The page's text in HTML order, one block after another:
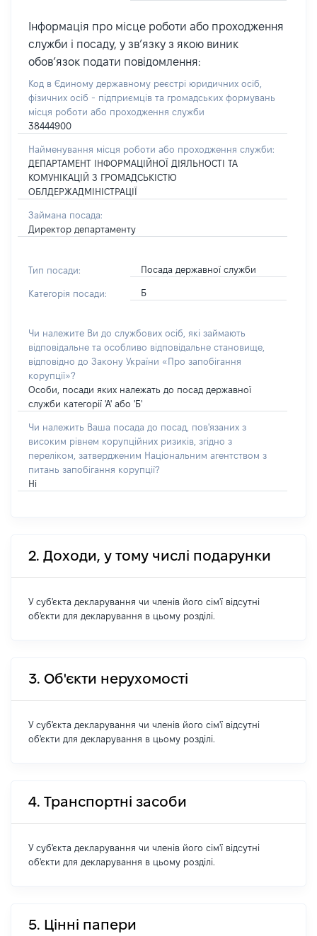
Інформація про місце роботи або проходження
служби і посаду, у зв’язку з якою виник
обов’язок подати повідомлення:
Код в Єдиному державному реєстрі юридичних осіб,
фізичних осіб - підприємців та громадських формувань
місця роботи або проходження служби
38444900
Найменування місця роботи або проходження служби:
ДЕПАРТАМЕНТ ІНФОРМАЦІЙНОЇ ДІЯЛЬНОСТІ ТА
КОМУНІКАЦІЙ З ГРОМАДСЬКІСТЮ
ОБЛДЕРЖАДМІНІСТРАЦІЇ
Займана посада:
Директор департаменту
Тип посади: Посада державної служби
Категорія посади: Б
Чи належите Ви до службових осіб, які займають
відповідальне та особливо відповідальне становище,
відповідно до Закону України «Про запобігання
корупції»?
Особи, посади яких належать до посад державної
служби категорії 'А' або 'Б'
Чи належить Ваша посада до посад, пов'язаних з
високим рівнем корупційних ризиків, згідно з
переліком, затвердженим Національним агентством з
питань запобігання корупції?
Ні
2. Доходи, у тому числі подарунки
У суб'єкта декларування чи членів його сім'ї відсутні
об'єкти для декларування в цьому розділі.
3. Об'єкти нерухомості
У суб'єкта декларування чи членів його сім'ї відсутні
об'єкти для декларування в цьому розділі.
4. Транспортні засоби
У суб'єкта декларування чи членів його сім'ї відсутні
об'єкти для декларування в цьому розділі.
5. Цінні папери